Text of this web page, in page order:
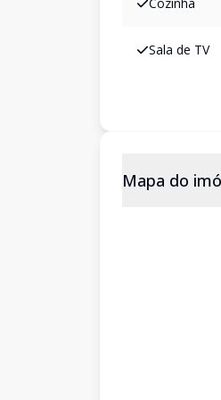
Sala de TV
Mapa do